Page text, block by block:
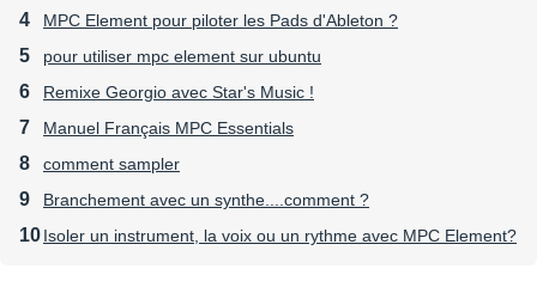
MPC Element pour piloter les Pads d'Ableton ?
pour utiliser mpc element sur ubuntu
Remixe Georgio avec Star's Music !
Manuel Français MPC Essentials
comment sampler
Branchement avec un synthe....comment ?
Isoler un instrument, la voix ou un rythme avec MPC Element?